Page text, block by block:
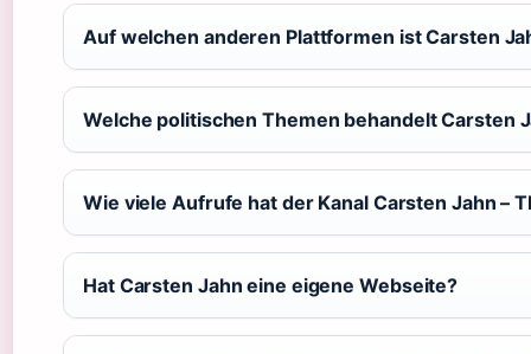
Auf welchen anderen Plattformen ist Carsten
Welche politischen Themen behandelt Carsten
Wie viele Aufrufe hat der Kanal Carsten Jahn –
Hat Carsten Jahn eine eigene Webseite?